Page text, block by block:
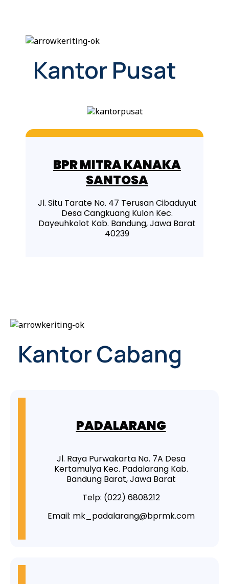
Kantor Pusat
BPR MITRA KANAKA
SANTOSA
Jl. Situ Tarate No. 47 Terusan Cibaduyut
Desa Cangkuang Kulon Kec.
Dayeuhkolot Kab. Bandung, Jawa Barat
40239
Kantor Cabang
PADALARANG
Jl. Raya Purwakarta No. 7A Desa
Kertamulya Kec. Padalarang Kab.
Bandung Barat, Jawa Barat
Telp: (022) 6808212
Email: mk_padalarang@bprmk.com